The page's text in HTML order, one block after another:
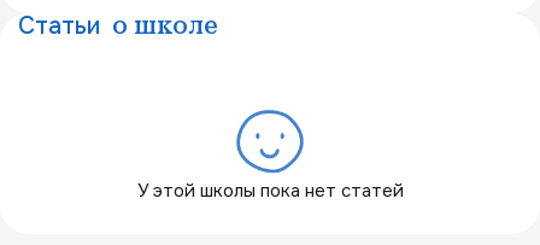
Статьи о школе
У этой школы пока нет статей